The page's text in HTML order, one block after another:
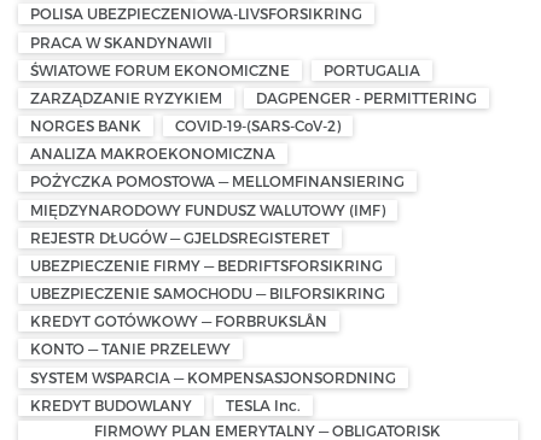
POLISA UBEZPIECZENIOWA-LIVSFORSIKRING
PRACA W SKANDYNAWII
ŚWIATOWE FORUM EKONOMICZNE
PORTUGALIA
ZARZĄDZANIE RYZYKIEM
DAGPENGER - PERMITTERING
NORGES BANK
COVID-19-(SARS-CoV-2)
ANALIZA MAKROEKONOMICZNA
POŻYCZKA POMOSTOWA — MELLOMFINANSIERING
MIĘDZYNARODOWY FUNDUSZ WALUTOWY (IMF)
REJESTR DŁUGÓW — GJELDSREGISTERET
UBEZPIECZENIE FIRMY — BEDRIFTSFORSIKRING
UBEZPIECZENIE SAMOCHODU — BILFORSIKRING
KREDYT GOTÓWKOWY — FORBRUKSLÅN
KONTO — TANIE PRZELEWY
SYSTEM WSPARCIA — KOMPENSASJONSORDNING
KREDYT BUDOWLANY
TESLA Inc.
FIRMOWY PLAN EMERYTALNY — OBLIGATORISK